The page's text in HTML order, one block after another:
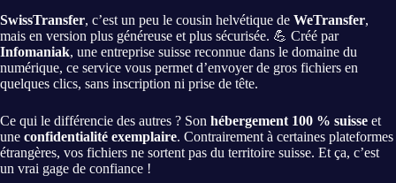
SwissTransfer, c’est un peu le cousin helvétique de WeTransfer,
mais en version plus généreuse et plus sécurisée. 💪 Créé par
Infomaniak, une entreprise suisse reconnue dans le domaine du
numérique, ce service vous permet d’envoyer de gros fichiers en
quelques clics, sans inscription ni prise de tête.
Ce qui le différencie des autres ? Son hébergement 100 % suisse et
une confidentialité exemplaire. Contrairement à certaines plateformes
étrangères, vos fichiers ne sortent pas du territoire suisse. Et ça, c’est
un vrai gage de confiance !